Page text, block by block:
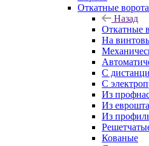
Откатные ворота
Назад
Откатные
На
С
С
Из
Из
Из
Кованые